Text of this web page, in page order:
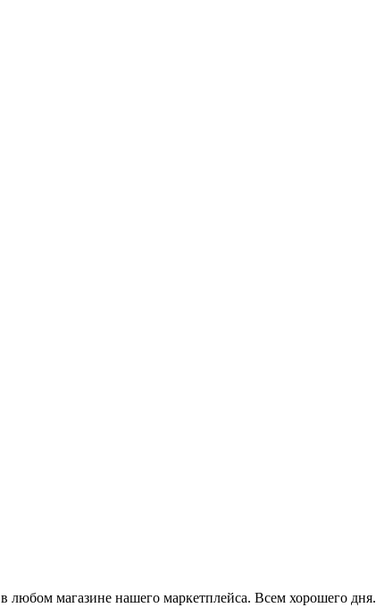
в любом магазине нашего маркетплейса. Всем хорошего дня.